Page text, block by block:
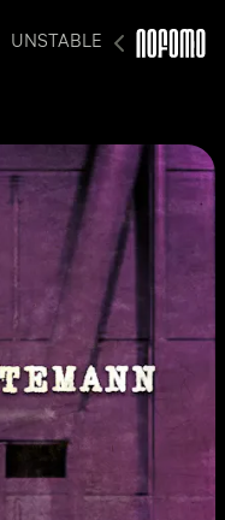
UNSTABLE